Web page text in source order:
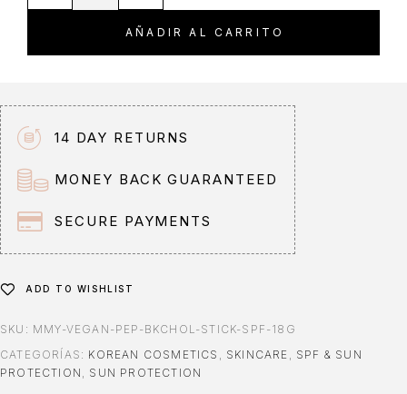
AÑADIR AL CARRITO
14 DAY RETURNS
MONEY BACK GUARANTEED
SECURE PAYMENTS
ADD TO WISHLIST
SKU: MMY-VEGAN-PEP-BKCHOL-STICK-SPF-18G
CATEGORÍAS: KOREAN COSMETICS , SKINCARE , SPF & SUN
PROTECTION , SUN PROTECTION